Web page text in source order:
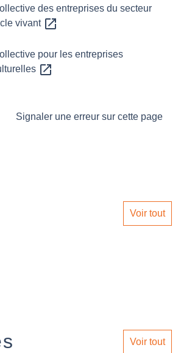
des entreprises du secteur
vivant open_in_new
pour les entreprises
open_in_new
Signaler une erreur sur cette page
Voir tout
Voir tout